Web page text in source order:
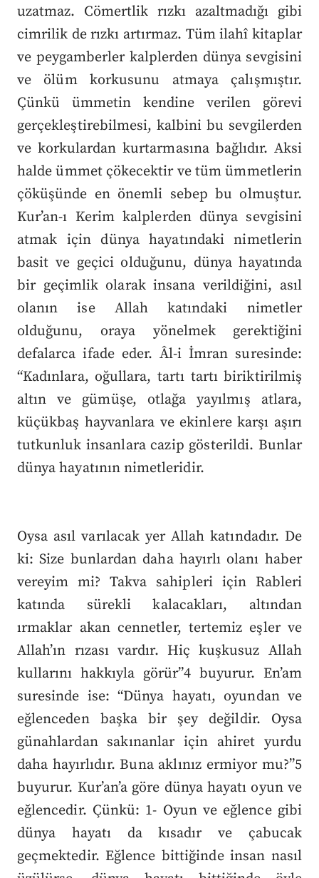
uzatmaz. Cömertlik rızkı azaltmadığı gibi
cimrilik de rızkı artırmaz. Tüm ilahî kitaplar
ve peygamberler kalplerden dünya sevgisini
ve ölüm korkusunu atmaya çalışmıştır.
Çünkü ümmetin kendine verilen görevi
gerçekleştirebilmesi, kalbini bu sevgilerden
ve korkulardan kurtarmasına bağlıdır. Aksi
halde ümmet çökecektir ve tüm ümmetlerin
çöküşünde en önemli sebep bu olmuştur.
Kur’an-ı Kerim kalplerden dünya sevgisini
atmak için dünya hayatındaki nimetlerin
basit ve geçici olduğunu, dünya hayatında
bir geçimlik olarak insana verildiğini, asıl
olanın ise Allah katındaki nimetler
olduğunu, oraya yönelmek gerektiğini
defalarca ifade eder. Âl-i İmran suresinde:
“Kadınlara, oğullara, tartı tartı biriktirilmiş
altın ve gümüşe, otlağa yayılmış atlara,
küçükbaş hayvanlara ve ekinlere karşı aşırı
tutkunluk insanlara cazip gösterildi. Bunlar
dünya hayatının nimetleridir.
Oysa asıl varılacak yer Allah katındadır. De
ki: Size bunlardan daha hayırlı olanı haber
vereyim mi? Takva sahipleri için Rableri
katında sürekli kalacakları, altından
ırmaklar akan cennetler, tertemiz eşler ve
Allah’ın rızası vardır. Hiç kuşkusuz Allah
kullarını hakkıyla görür”4 buyurur. En’am
suresinde ise: “Dünya hayatı, oyundan ve
eğlenceden başka bir şey değildir. Oysa
günahlardan sakınanlar için ahiret yurdu
daha hayırlıdır. Buna aklınız ermiyor mu?”5
buyurur. Kur’an’a göre dünya hayatı oyun ve
eğlencedir. Çünkü: 1- Oyun ve eğlence gibi
dünya hayatı da kısadır ve çabucak
geçmektedir. Eğlence bittiğinde insan nasıl